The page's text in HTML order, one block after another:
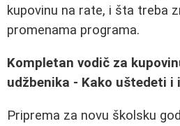
kupovinu na rate, i šta treba
promenama programa.
Kompletan vodič za
udžbenika - Kako uštedeti i
Priprema za novu školsku